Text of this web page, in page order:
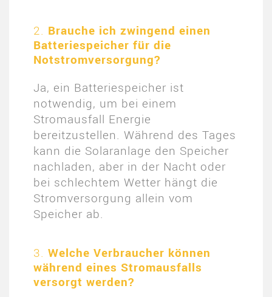
2. Brauche ich zwingend einen
Batteriespeicher für die
Notstromversorgung?
Ja, ein Batteriespeicher ist
notwendig, um bei einem
Stromausfall Energie
bereitzustellen. Während des Tages
kann die Solaranlage den Speicher
nachladen, aber in der Nacht oder
bei schlechtem Wetter hängt die
Stromversorgung allein vom
Speicher ab​.
3. Welche Verbraucher können
während eines Stromausfalls
versorgt werden?